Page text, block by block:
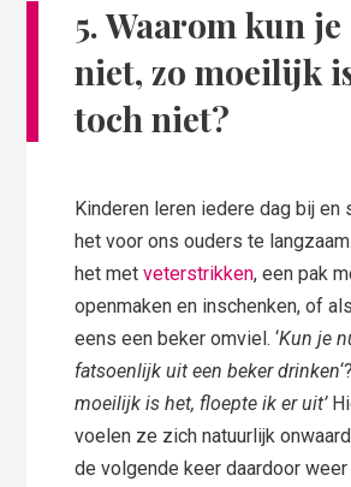
5.Waarom kun
niet, zo moeilijk
toch niet?
Kinderen leren iedere dag bij en
het voor ons ouders te
het metveterstrikken, een pak
openmaken en inschenken, of
eens een beker omviel. ‘Kun je
fatsoenlijk uit een beker drinken‘?
moeilijk is het, floepte ik er uit’
voelen ze zich natuurlijk
de volgende keer daardoor